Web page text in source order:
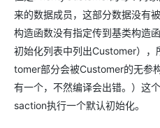
来的数据成员，这部分数据没有
构造函数没有指定传到基类构造
初始化列表中列出Customer）
tomer部分会被Customer的无参
有一个，不然编译会出错。）这
saction执行一个默认初始化。